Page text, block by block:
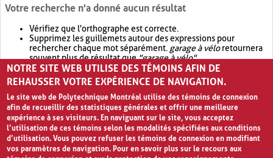
Votre recherche n'a donné aucun résultat
Vérifiez que l'orthographe est correcte.
Supprimez les guillemets autour des expressions pour
rechercher chaque mot séparément. garage à véloretournera
souvent plus de résultat que"garage à vélo".
Envisagez d'élargir votre recherche avec OR.garage OR vélo
retournera souvent plus de résultat quegarage à vélo
NOTRE SITE WEB UTILISE DES TÉMOINS AFIN DE
REHAUSSER VOTRE EXPÉRIENCE DE NAVIGATION.
Le site web de Polytechnique Montréal utilise des témoins de connexion
afin de recueillir des statistiques générales et offrir une meilleure
expérience à ses visiteurs. En naviguant sur le site, vous acceptez
l’utilisation de ces témoins selon les modalités spécifiées aux conditions
d’utilisation. Vous pouvez refuser les témoins de connexion en modifiant
vos paramètres de navigation. Pour en savoir plus sur le recours aux